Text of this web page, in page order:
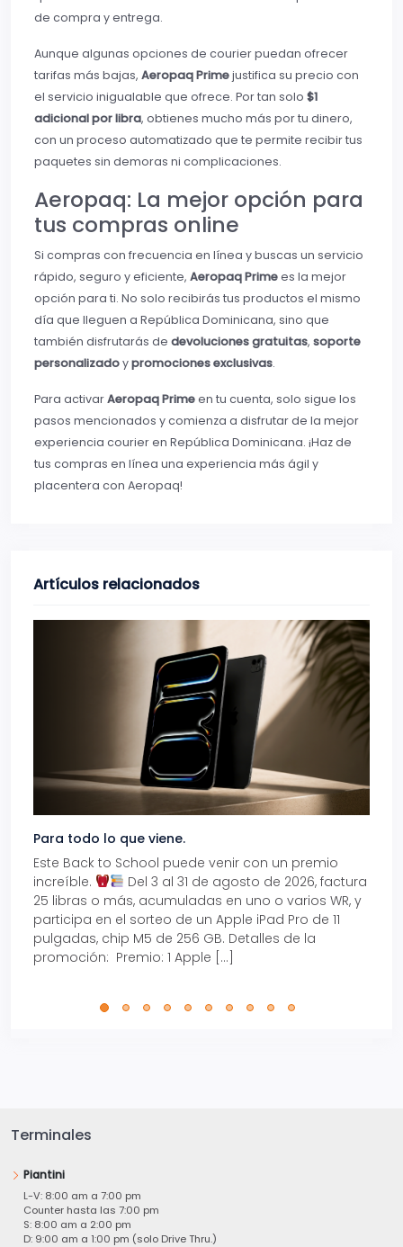
de compra y entrega.
Aunque algunas opciones de courier puedan ofrecer
tarifas más bajas, Aeropaq Primejustifica su precio con
el servicio inigualable que ofrece. Por tan solo $1
adicional por libra, obtienes mucho más por tu dinero,
con un proceso automatizado que te permite recibir tus
paquetes sin demoras ni complicaciones.
Aeropaq: La mejor opción para
tus compras online
Si compras con frecuencia en línea y buscas un servicio
rápido, seguro y eficiente, Aeropaq Primees la mejor
opción para ti. No solo recibirás tus productos el mismo
día que lleguen a República Dominicana, sino que
también disfrutarás de devoluciones gratuitas, soporte
personalizadoypromociones exclusivas.
Para activarAeropaq Primeen tu cuenta, solo sigue los
pasos mencionados y comienza a disfrutar de la mejor
experiencia courier en República Dominicana. ¡Haz de
tus compras en línea una experiencia más ágil y
placentera con Aeropaq!
Artículos relacionados
Para todo lo que viene.
Este Back to School puede venir con un premio
increíble.
Del 3 al 31 de agosto de 2026, factura
25 libras o más, acumuladas en uno o varios WR, y
participa en el sorteo de un Apple iPad Pro de 11
pulgadas, chip M5 de 256 GB. Detalles de la
promoción: Premio: 1 Apple […]
Terminales
Piantini
L-V: 8:00 am a 7:00 pm
Counter hasta las 7:00 pm
S: 8:00 am a 2:00 pm
D: 9:00 am a 1:00 pm (solo Drive Thru.)